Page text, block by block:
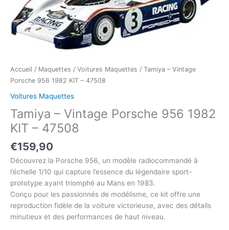
Accueil / Maquettes / Voitures Maquettes / Tamiya – Vintage
Porsche 956 1982 KIT – 47508
Voitures Maquettes
Tamiya – Vintage Porsche 956 1982
KIT – 47508
€159,90
Découvrez la Porsche 956, un modèle radiocommandé à
l’échelle 1/10 qui capture l’essence du légendaire sport-
prototype ayant triomphé au Mans en 1983.
Conçu pour les passionnés de modélisme, ce kit offre une
reproduction fidèle de la voiture victorieuse, avec des détails
minutieux et des performances de haut niveau.